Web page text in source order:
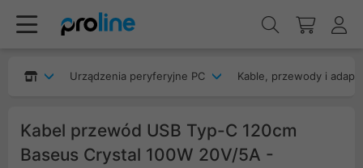
Urządzenia peryferyjne PC Kable, przewody i
Kabel przewód USB Typ-C 120cm
Baseus Crystal 100W 20V/5A -